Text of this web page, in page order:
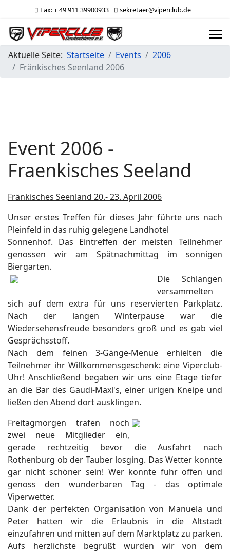
Fax: + 49 911 39900933 sekretaer@viperclub.de
Aktuelle Seite: Startseite Events
2006
Fränkisches Seenland 2006
Event 2006 -
Fraenkisches Seeland
Fränkisches Seenland 20.- 23. April 2006
Unser erstes Treffen für dieses Jahr führte uns nach
Pleinfeld in das ruhig gelegene Landhotel
Sonnenhof. Das Eintreffen der meisten Teilnehmer
genossen wir am Spätnachmittag im sonnigen
Biergarten.
Die Schlangen
versammelten
sich auf dem extra für uns reservierten Parkplatz.
Nach der langen Winterpause war die
Wiedersehensfreude besonders groß und es gab viel
Gesprächsstoff.
Nach dem feinen 3-Gänge-Menue erhielten die
Teilnehmer ihr Willkommensgeschenk: eine Viperclub-
Uhr! Anschließend begaben wir uns eine Etage tiefer
an die Bar des Gaudi-Maxl's, einer urigen Kneipe und
ließen den Abend dort ausklingen.
Freitagmorgen trafen noch
zwei neue Mitglieder ein,
gerade rechtzeitig bevor die Ausfahrt nach
Rothenburg ob der Tauber losging. Das Wetter konnte
gar nicht schöner sein! Wer konnte fuhr offen und
genoss den wunderbaren Tag - das optimale
Viperwetter.
Dank der perfekten Organisation von Manuela und
Peter hatten wir die Erlaubnis in die Altstadt
einzufahren und mitten auf dem Marktplatz zu parken.
Aufs herzlichste begrüßt wurden wir von dem